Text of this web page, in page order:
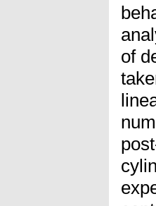
of